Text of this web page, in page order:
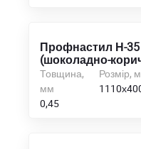
Профнастил Н-35
(шоколадно-
Товщина,
мм
0,45
Розмір,